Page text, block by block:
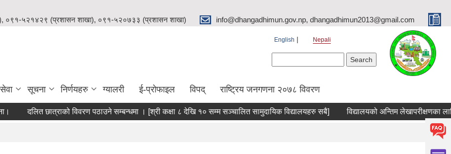
५२१४२९ (प्रशासन शाखा), ०९१-५२०७३३ (प्रशासन शाखा) info@dhangadhimun.gov.np, dhangadhimun2013@gmail.com
English Nepali
सूचना निर्णयहरु ग्यालरी ई-प्रोफाइल विपद् राष्ट्रिय जनगणना २०७८ विवरण
दलित छात्राको विवरण पठाउने सम्बन्धमा । [श्री कक्षा ८ देखि १० सम्म सञ्चालित सामुदायिक विद्यालयहरु सबै] विद्यालयको अन्तिम लेखापरीक्षणका